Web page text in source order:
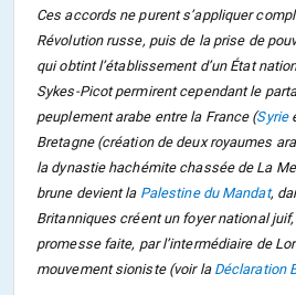
Ces accords ne purent s’appliquer
Révolution russe, puis de la prise de
qui obtint l’établissement d’un État
Sykes-Picot permirent cependant le
peuplement arabe entre la France (Syrie
Bretagne (création de deux royaumes
la dynastie hachémite chassée de La
brune devient la Palestine du Mandat,
Britanniques créent un foyer national
promesse faite, par l’intermédiaire de
mouvement sioniste (voir la Déclaration